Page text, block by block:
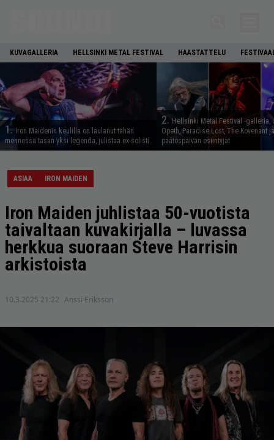
KUVAGALLERIA HELLSINKI METAL FESTIVAL HAASTATTELU
1. Iron Maidenin keulilla on laulanut tähän
mennessä tasan yksi legenda, julistaa ex-solisti
2. Hellsinki Metal Festival -galleria,
Opeth, Paradise Lost, The Kovenant
päätöspäivän esiintyjät
ASIAA IRON MAIDEN
Iron Maiden juhlistaa 50-vuotista
taivaltaan kuvakirjalla – luvassa
herkkua suoraan Steve Harrisin
arkistoista
10.3.2025 21:22 Anssi Eriksson